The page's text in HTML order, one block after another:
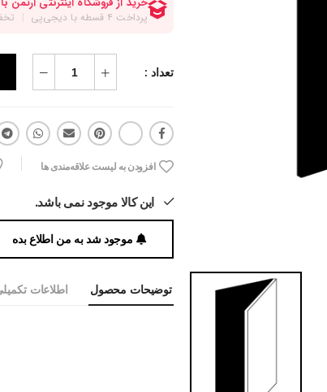
تعداد :
افزودن به لیست علاقه‌مندی ها
این کالا موجود نمی باشد.
موجود شد به من اطلاع بده
توضیحات محصول اطلاعات